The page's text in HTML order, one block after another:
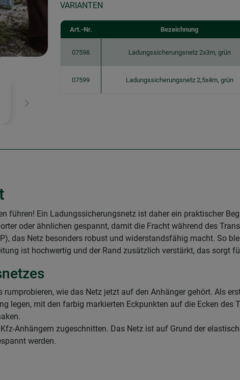
Weiter
VARIANTEN
Art.-Nr. Bezeichnung
07598 Ladungssicherungsnetz 2x3m, grün
07599 Ladungssicherungsnetz 2,5x4m, grün
führen! Ein Ladungssicherungsnetz ist daher ein praktischer
oder ähnlichen gespannt, damit die Fracht während des
das Netz besonders robust und widerstandsfähig macht. So
ist hochwertig und der Rand zusätzlich verstärkt, das sorgt
wie das Netz jetzt auf den Anhänger gehört. Als
legen, mit den farbig markierten Eckpunkten auf die Ecken des
Anhängern zugeschnitten. Das Netz ist auf Grund der
werden.